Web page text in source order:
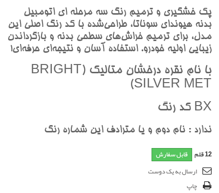
پک خشگيري و ترميم رنگ سه مرحله اي اتومبيل
بدنه هيونداي سوناتا، طراحي‌شده با کد رنگ اصلي اين
مدل، براي ترميم خراش‌هاي سطحي بدنه و بازگرداندن
زيبايي اوليه خودرو. استفاده آسان و نتيجه‌اي حرفه‌اي!
با نام نقره درخشان متاليک (BRIGHT
SILVER MET)
BX کد رنگ
ندارد : نام دوم و يا مترادف اين شماره رنگ
12قلم قابل سفارش
ارسال به یک دوست
چاپ